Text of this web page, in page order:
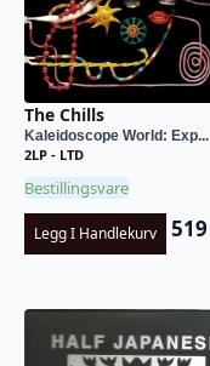
The Chills
Kaleidoscope World: Exp...
2LP - LTD
Bestillingsvare
Legg I Handlekurv 519